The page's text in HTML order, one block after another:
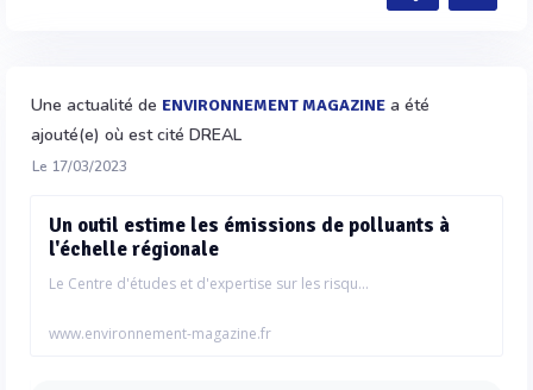
Une actualité de ENVIRONNEMENT MAGAZINE a été
ajouté(e) où est cité DREAL
Le 17/03/2023
Un outil estime les émissions de polluants à
l'échelle régionale
Le Centre d'études et d'expertise sur les risqu...
www.environnement-magazine.fr